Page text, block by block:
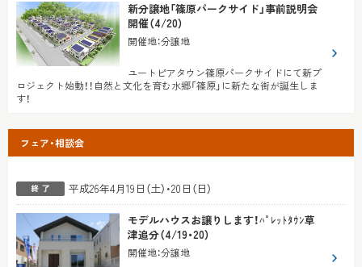
新分譲地「篠原パークサイド」事前説明会
開催（4/20）
開催地：分譲地
ユートピアタウン篠原パークサイドにて新プ
ロジェクト始動！！自然と文化を育む水郷「篠原」に新たな街が誕生しま
す！
フェア・相談会
平成26年4月19日（土）・20日（日）
モデルハウスお譲りします！ﾊﾟﾚｯﾄﾀｳﾝ草
津追分（4/19・20）
開催地：分譲地